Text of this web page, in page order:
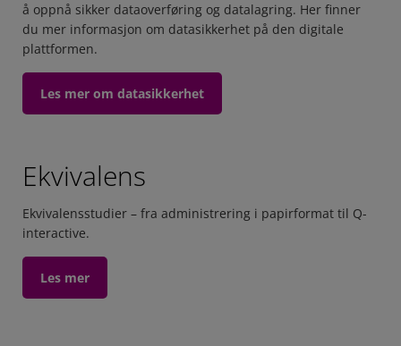
å oppnå sikker dataoverføring og datalagring. Her finner
du mer informasjon om datasikkerhet på den digitale
plattformen.
Les mer om datasikkerhet
Ekvivalens
Ekvivalensstudier – fra administrering i papirformat til Q-
interactive.
Les mer